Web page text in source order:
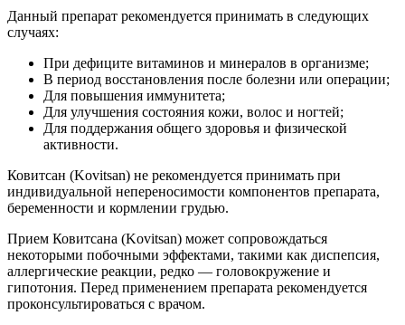
Данный препарат рекомендуется принимать в следующих
случаях:
При дефиците витаминов и минералов в организме;
В период восстановления после болезни или операции;
Для повышения иммунитета;
Для улучшения состояния кожи, волос и ногтей;
Для поддержания общего здоровья и физической
активности.
Ковитсан (Kovitsan) не рекомендуется принимать при
индивидуальной непереносимости компонентов препарата,
беременности и кормлении грудью.
Прием Ковитсана (Kovitsan) может сопровождаться
некоторыми побочными эффектами, такими как диспепсия,
аллергические реакции, редко — головокружение и
гипотония. Перед применением препарата рекомендуется
проконсультироваться с врачом.